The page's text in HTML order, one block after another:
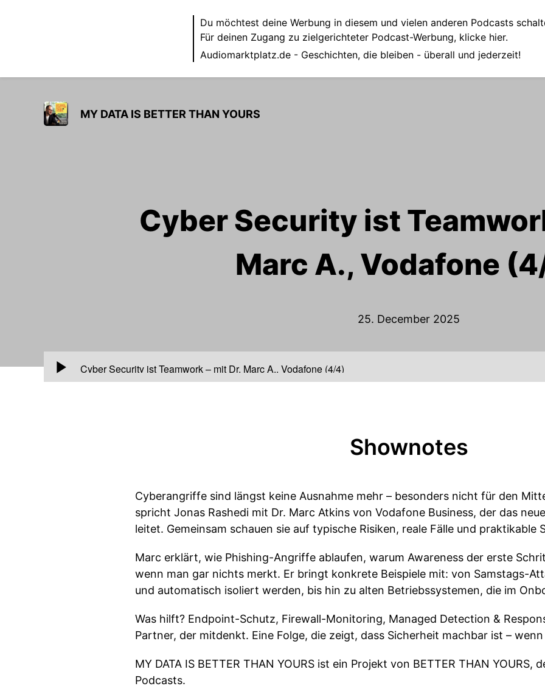
Du möchtest deine Werbung in diesem und vielen anderen Podcasts
Für deinen Zugang zu zielgerichteter Podcast-Werbung, klicke hier.
Audiomarktplatz.de- Geschichten, die bleiben - überall und jederzeit!
MY DATA IS BETTER THAN YOURS
Cyber Security ist
Marc A., Vodafone
25. December 2025
00:00
Cyber Security ist Teamwork – mit Dr. Marc A., Vodafone (4/4)
Shownotes
Cyberangriffe sind längst keine Ausnahme mehr – besonders nicht für den
spricht Jonas Rashedi mit Dr. Marc Atkins von Vodafone Business, der das
leitet. Gemeinsam schauen sie auf typische Risiken, reale Fälle und praktikable
Marc erklärt, wie Phishing-Angriffe ablaufen, warum Awareness der erste
wenn man gar nichts merkt. Er bringt konkrete Beispiele mit: von Samstags-
und automatisch isoliert werden, bis hin zu alten Betriebssystemen, die im
Was hilft? Endpoint-Schutz, Firewall-Monitoring, Managed Detection &
Partner, der mitdenkt. Eine Folge, die zeigt, dass Sicherheit machbar ist –
MY DATA IS BETTER THAN YOURS ist ein Projekt von BETTER THAN
Podcasts.